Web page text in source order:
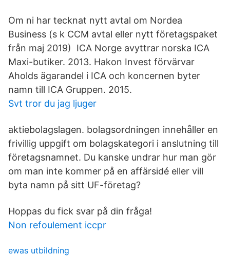
Om ni har tecknat nytt avtal om Nordea
Business (s k CCM avtal eller nytt företagspaket
från maj 2019) ICA Norge avyttrar norska ICA
Maxi-butiker. 2013. Hakon Invest förvärvar
Aholds ägarandel i ICA och koncernen byter
namn till ICA Gruppen. 2015.
Svt tror du jag ljuger
aktiebolagslagen. bolagsordningen innehåller en
frivillig uppgift om bolagskategori i anslutning till
företagsnamnet. Du kanske undrar hur man gör
om man inte kommer på en affärsidé eller vill
byta namn på sitt UF-företag?
Hoppas du fick svar på din fråga!
Non refoulement iccpr
ewas utbildning